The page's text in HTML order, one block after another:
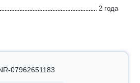
2 года
07962651183